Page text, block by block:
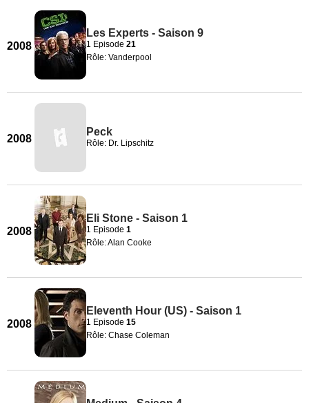
2008
Les Experts - Saison 9
1 Episode 21
Rôle: Vanderpool
2008
Peck
Rôle: Dr. Lipschitz
2008
Eli Stone - Saison 1
1 Episode 1
Rôle: Alan Cooke
2008
Eleventh Hour (US) - Saison 1
1 Episode 15
Rôle: Chase Coleman